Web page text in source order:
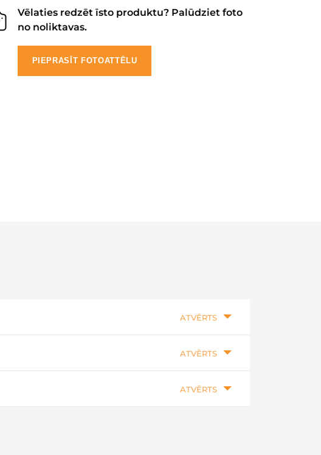
Vēlaties redzēt īsto produktu? Palūdziet foto
no noliktavas.
PIEPRASĪT FOTOATTĒLU
ATVĒRTS
ATVĒRTS
ATVĒRTS